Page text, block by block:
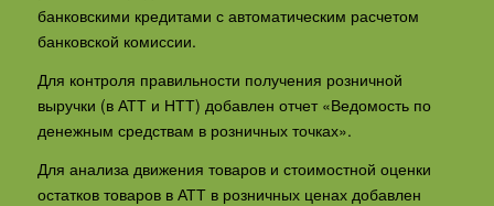
банковскими кредитами с автоматическим расчетом
банковской комиссии.
Для контроля правильности получения розничной
выручки (в АТТ и НТТ) добавлен отчет «Ведомость по
денежным средствам в розничных точках».
Для анализа движения товаров и стоимостной оценки
остатков товаров в АТТ в розничных ценах добавлен